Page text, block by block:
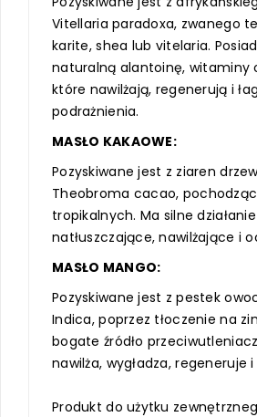
Vitellaria paradoxa, zwanego
karite, shea lub vitelaria.
naturalną alantoinę, witaminy
które nawilżają, regenerują i
podrażnienia.
MASŁO KAKAOWE:
Pozyskiwane jest z ziaren
Theobroma cacao,
tropikalnych. Ma silne działanie
natłuszczające, nawilżające i
MASŁO MANGO:
Pozyskiwane jest z pestek
Indica, poprzez tłoczenie na
bogate źródło
nawilża, wygładza, regeneruje
Produkt do użytku